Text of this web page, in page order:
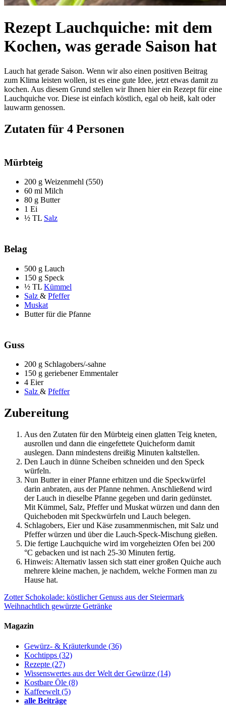
Rezept Lauchquiche: mit dem
Kochen, was gerade Saison hat
Lauch hat gerade Saison. Wenn wir also einen positiven Beitrag
zum Klima leisten wollen, ist es eine gute Idee, jetzt etwas damit zu
kochen. Aus diesem Grund stellen wir Ihnen hier ein Rezept für eine
Lauchquiche vor. Diese ist einfach köstlich, egal ob heiß, kalt oder
lauwarm genossen.
Zutaten für 4 Personen
Mürbteig
200 g Weizenmehl (550)
60 ml Milch
80 g Butter
1 Ei
½ TL Salz
Belag
500 g Lauch
150 g Speck
½ TL Kümmel
Salz & Pfeffer
Muskat
Butter für die Pfanne
Guss
200 g Schlagobers/-sahne
150 g geriebener Emmentaler
4 Eier
Salz & Pfeffer
Zubereitung
Aus den Zutaten für den Mürbteig einen glatten Teig kneten,
ausrollen und dann die eingefettete Quicheform damit
auslegen. Dann mindestens dreißig Minuten kaltstellen.
Den Lauch in dünne Scheiben schneiden und den Speck
würfeln.
Nun Butter in einer Pfanne erhitzen und die Speckwürfel
darin anbraten, aus der Pfanne nehmen. Anschließend wird
der Lauch in dieselbe Pfanne gegeben und darin gedünstet.
Mit Kümmel, Salz, Pfeffer und Muskat würzen und dann den
Quicheboden mit Speckwürfeln und Lauch belegen.
Schlagobers, Eier und Käse zusammenmischen, mit Salz und
Pfeffer würzen und über die Lauch-Speck-Mischung gießen.
Die fertige Lauchquiche wird im vorgeheizten Ofen bei 200
°C gebacken und ist nach 25-30 Minuten fertig.
Hinweis: Alternativ lassen sich statt einer großen Quiche auch
mehrere kleine machen, je nachdem, welche Formen man zu
Hause hat.
Zotter Schokolade: köstlicher Genuss aus der Steiermark
Weihnachtlich gewürzte Getränke
Magazin
Gewürz- & Kräuterkunde (36)
Kochtipps (32)
Rezepte (27)
Wissenswertes aus der Welt der Gewürze (14)
Kostbare Öle (8)
Kaffeewelt (5)
alle Beiträge